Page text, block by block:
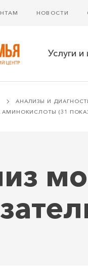
НОВОСТИ
Услуги и
АНАЛИЗЫ И
(31